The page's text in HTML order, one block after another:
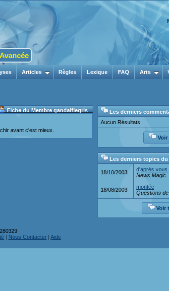
Articles Règles Lexique FAQ Arts
Fiche du Membre gandalflegris
avant c'est mieux.
Les derniers
Aucun Résultats
Les derniers topics du
18/10/2003
d'après vous
News Magic
18/08/2003
montée
Questions
Voir
| Nous Contacter | Aide